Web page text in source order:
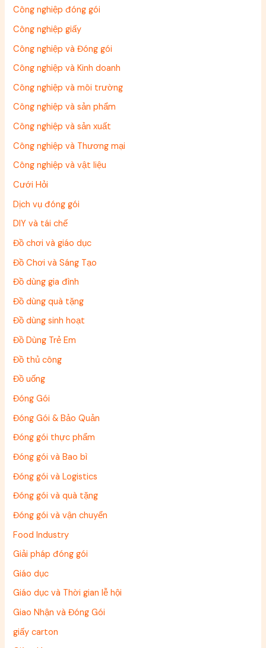
Công nghiệp đóng gói
Công nghiệp giấy
Công nghiệp và Đóng gói
Công nghiệp và Kinh doanh
Công nghiệp và môi trường
Công nghiệp và sản phẩm
Công nghiệp và sản xuất
Công nghiệp và Thương mại
Công nghiệp và vật liệu
Cưới Hỏi
Dịch vụ đóng gói
DIY và tái chế
Đồ chơi và giáo dục
Đồ Chơi và Sáng Tạo
Đồ dùng gia đình
Đồ dùng quà tặng
Đồ dùng sinh hoạt
Đồ Dùng Trẻ Em
Đồ thủ công
Đồ uống
Đóng Gói
Đóng Gói & Bảo Quản
Đóng gói thực phẩm
Đóng gói và Bao bì
Đóng gói và Logistics
Đóng gói và quà tặng
Đóng gói và vận chuyển
Food Industry
Giải pháp đóng gói
Giáo dục
Giáo dục và Thời gian lễ hội
Giao Nhận và Đóng Gói
giấy carton